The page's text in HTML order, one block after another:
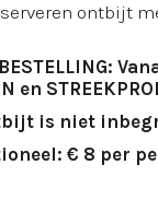
ontbijt
en
is niet
€ 8 per